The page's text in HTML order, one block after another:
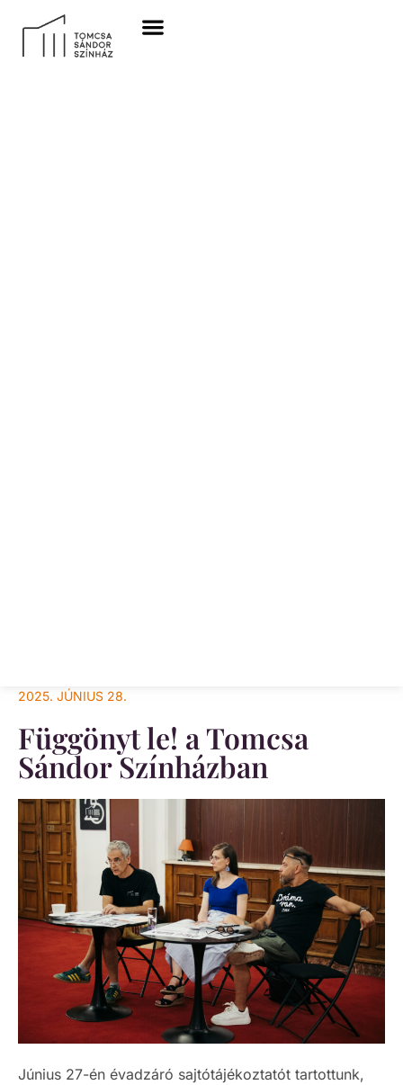
2025. JÚNIUS 28.
Függönyt le! a Tomcsa
Sándor Színházban
Június 27-én évadzáró sajtótájékoztatót tartottunk,